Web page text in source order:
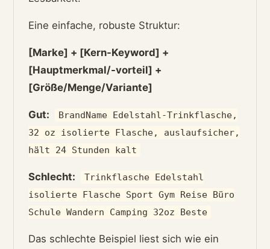
Eine einfache, robuste Struktur:
[Marke] + [Kern-Keyword] +
[Hauptmerkmal/-vorteil] +
[Größe/Menge/Variante]
Gut:
BrandName Edelstahl-Trinkflasche,
32 oz isolierte Flasche, auslaufsicher,
hält 24 Stunden kalt
Schlecht:
Trinkflasche Edelstahl
isolierte Flasche Sport Gym Reise Büro
Schule Wandern Camping 32oz Beste
Das schlechte Beispiel liest sich wie ein